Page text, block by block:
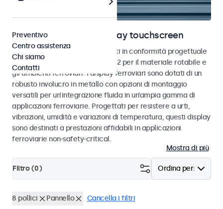
Monitor ferroviari e display touchscreen
Monitor e touchscreen sviluppati in conformità progettuale
alle norme EN 50155 e EN 45545-2 per il materiale rotabile e
gli ambienti ferroviari. I display ferroviari sono dotati di un
robusto involucro in metallo con opzioni di montaggio
versatili per un’integrazione fluida in un’ampia gamma di
applicazioni ferroviarie. Progettati per resistere a urti,
vibrazioni, umidità e variazioni di temperatura, questi display
sono destinati a prestazioni affidabili in applicazioni
ferroviarie non-safety-critical.
Mostra di più
Ordina per:
Filtro (0)
8 pollici Pannello Cancella i filtri
Preventivo
Centro assistenza
Chi siamo
Contatti